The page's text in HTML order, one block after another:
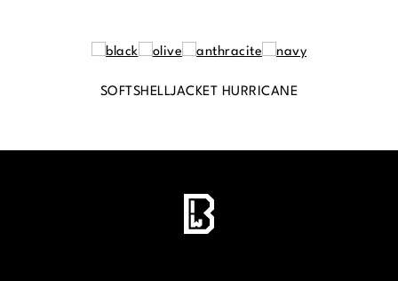
SOFTSHELLJACKET HURRICANE